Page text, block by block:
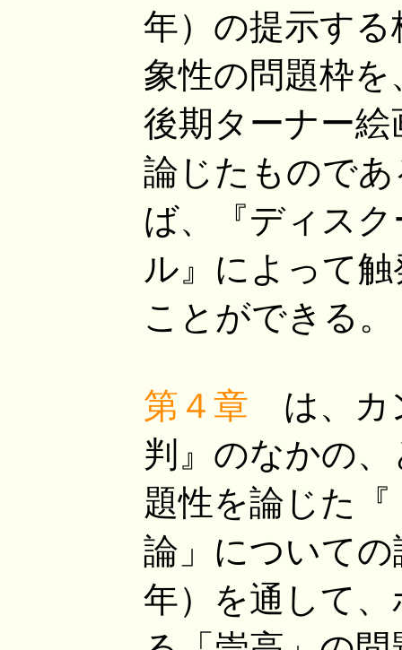
年）の提示す
象性の問題枠
後期ターナー
論じたもので
ば、『ディス
ル』によって
ことができる。
第４章 は、カ
判』のなかの
題性を論じた
論」についての
年）を通して